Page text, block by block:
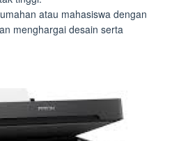
atau mahasiswa dengan
menghargai desain serta